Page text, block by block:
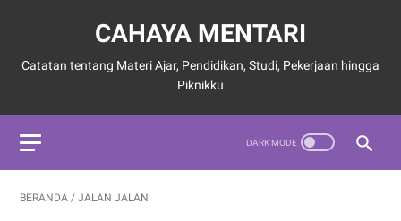
CAHAYA MENTARI
Catatan tentang Materi Ajar, Pendidikan, Studi, Pekerjaan hingga
Piknikku
BERANDA / JALAN JALAN